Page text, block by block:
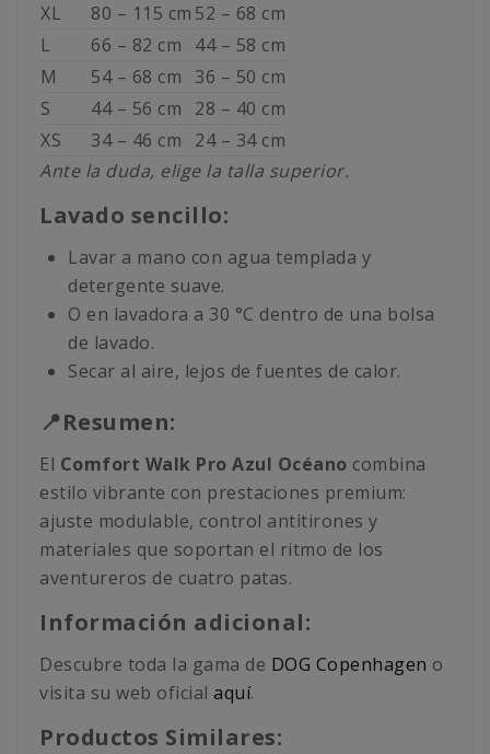
XL
80 – 115 cm 52 – 68 cm
L
66 – 82 cm
44 – 58 cm
M
54 – 68 cm
36 – 50 cm
S
44 – 56 cm
28 – 40 cm
XS
34 – 46 cm
24 – 34 cm
Ante la duda, elige la talla superior.
Lavado sencillo:
Lavar a mano con agua templada y
detergente suave.
O en lavadora a 30 °C dentro de una bolsa
de lavado.
Secar al aire, lejos de fuentes de calor.
📍Resumen:
El Comfort Walk Pro Azul Océano combina
estilo vibrante con prestaciones premium:
ajuste modulable, control antitirones y
materiales que soportan el ritmo de los
aventureros de cuatro patas.
Información adicional:
Descubre toda la gama de DOG Copenhagen o
visita su web oficial aquí.
Productos Similares: